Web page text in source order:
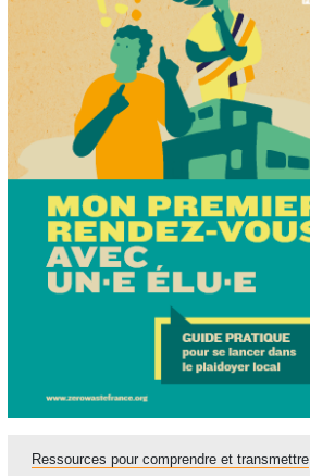
Ressources pour comprendre et transmettre